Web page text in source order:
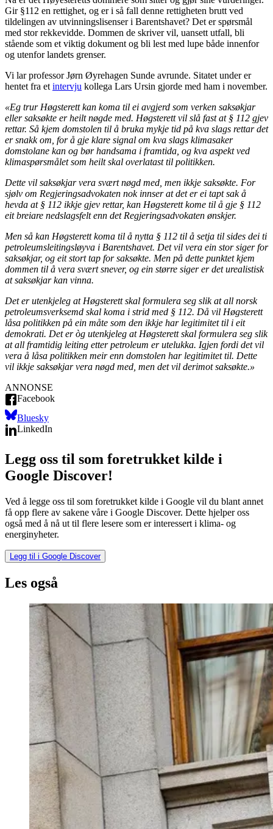
Gir §112 en rettighet, og er i så fall denne rettigheten brutt ved
tildelingen av utvinningslisenser i Barentshavet? Det er spørsmål
med stor rekkevidde. Dommen de skriver vil, uansett utfall, bli
stående som et viktig dokument og bli lest med lupe både innenfor
og utenfor landets grenser.
Vi lar professor Jørn Øyrehagen Sunde avrunde. Sitatet under er
hentet fra et intervju kollega Lars Ursin gjorde med ham i november.
«Eg trur Høgsterett kan koma til ei avgjerd som verken saksøkjar
eller saksøkte er heilt nøgde med. Høgsterett vil slå fast at § 112 gjev
rettar. Så kjem domstolen til å bruka mykje tid på kva slags rettar det
er snakk om, for å gje klare signal om kva slags klimasaker
domstolane kan og bør handsama i framtida, og kva aspekt ved
klimaspørsmålet som heilt skal overlatast til politikken.
Dette vil saksøkjar vera svært nøgd med, men ikkje saksøkte. For
sjølv om Regjeringsadvokaten nok innser at det er ei tapt sak å
hevda at § 112 ikkje gjev rettar, kan Høgsterett kome til å gje § 112
eit breiare nedslagsfelt enn det Regjeringsadvokaten ønskjer.
Men så kan Høgsterett koma til å nytta § 112 til å setja til sides dei ti
petroleumsleitingsløyva i Barentshavet. Det vil vera ein stor siger for
saksøkjar, og eit stort tap for saksøkte. Men på dette punktet kjem
dommen til å vera svært snever, og ein større siger er det urealistisk
at saksøkjar kan vinna.
Det er utenkjeleg at Høgsterett skal formulera seg slik at all norsk
petroleumsverksemd skal koma i strid med § 112. Då vil Høgsterett
låsa politikken på ein måte som den ikkje har legitimitet til i eit
demokrati. Det er òg utenkjeleg at Høgsterett skal formulera seg slik
at all framtidig leiting etter petroleum er utelukka. Igjen fordi det vil
vera å låsa politikken meir enn domstolen har legitimitet til. Dette
vil ikkje saksøkjar vera nøgd med, men det vil derimot saksøkte.»
ANNONSE
Facebook
Bluesky
LinkedIn
Legg oss til som foretrukket kilde i
Google Discover!
Ved å legge oss til som foretrukket kilde i Google vil du blant annet
få opp flere av sakene våre i Google Discover. Dette hjelper oss
også med å nå ut til flere lesere som er interessert i klima- og
energinyheter.
Legg til i Google Discover
Les også